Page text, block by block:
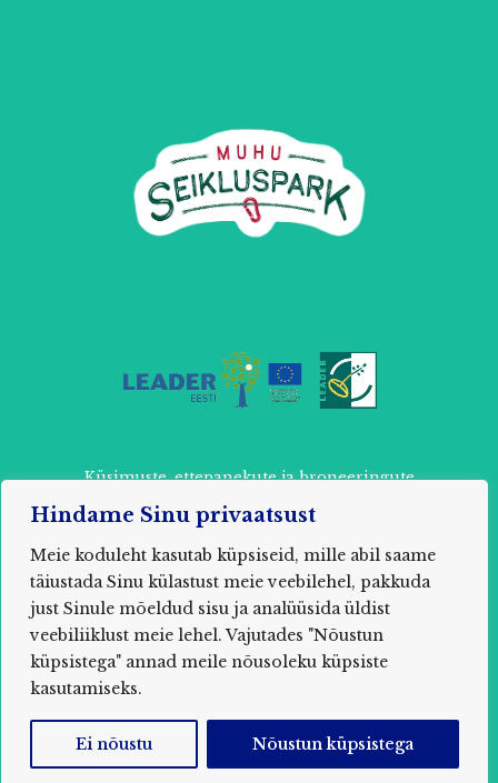
Hindame Sinu privaatsust
Meie koduleht kasutab küpsiseid, mille abil saame
täiustada Sinu külastust meie veebilehel, pakkuda
just Sinule mõeldud sisu ja analüüsida üldist
veebiliiklust meie lehel. Vajutades "Nõustun
küpsistega" annad meile nõusoleku küpsiste
kasutamiseks.
Ei nõustu Nõustun küpsistega
Küsimuste, ettepanekute ja broneeringute
+ 372 52 803 87 võiinfo@muhuseikleja.ee
2021 MUHU SEIKLUSPARK / MTÜ Õpituba Saare
maakond, Muhu vald, Nõmmküla, Uuelu, 94752